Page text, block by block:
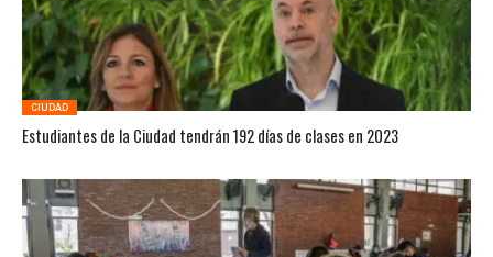
CIUDAD
Estudiantes de la Ciudad tendrán 192 días de clases en 2023